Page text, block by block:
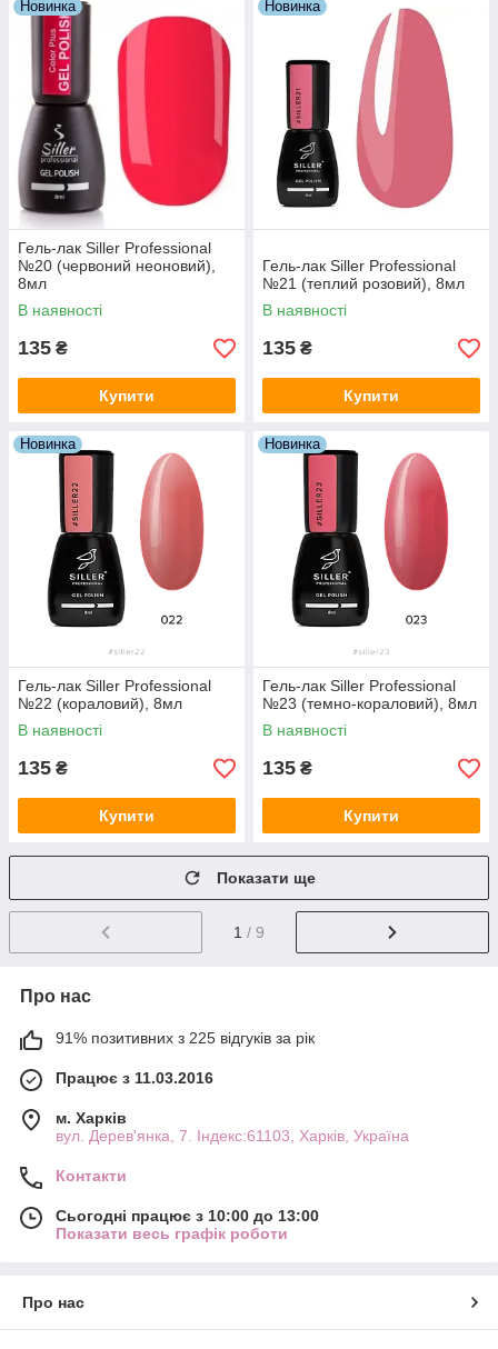
Новинка
Гель-лак Siller Professional
№20 (червоний неоновий),
8мл
В наявності
135 ₴
Купити
Новинка
Гель-лак Siller Professional
№21 (теплий розовий), 8мл
В наявності
135 ₴
Купити
Новинка
Гель-лак Siller Professional
№22 (кораловий), 8мл
В наявності
135 ₴
Купити
Новинка
Гель-лак Siller Professional
№23 (темно-кораловий), 8мл
В наявності
135 ₴
Купити
Показати ще
1 / 9
Про нас
91% позитивних з 225 відгуків за рік
Працює з 11.03.2016
м. Харків
вул. Дерев'янка, 7. Індекс:61103, Харків, Україна
Контакти
Сьогодні працює з 10:00 до 13:00
Показати весь графік роботи
Про нас